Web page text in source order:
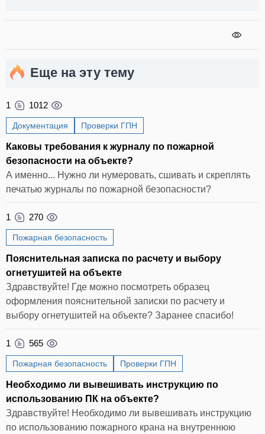
Еще на эту тему
1 1012
Документация Проверки ГПН
Каковы требования к журналу по пожарной
безопасности на объекте?
А именно... Нужно ли нумеровать, сшивать и скреплять
печатью журналы по пожарной безопасности?
1 270
Пожарная безопасность
Пояснительная записка по расчету и выбору
огнетушитей на объекте
Здравствуйте! Где можно посмотреть образец
оформления пояснительной записки по расчету и
выбору огнетушитей на объекте? Заранее спасибо!
1 565
Пожарная безопасность Проверки ГПН
Необходимо ли вывешивать инструкцию по
использованию ПК на объекте?
Здравствуйте! Необходимо ли вывешивать инструкцию
по использованию пожарного крана на внутреннюю